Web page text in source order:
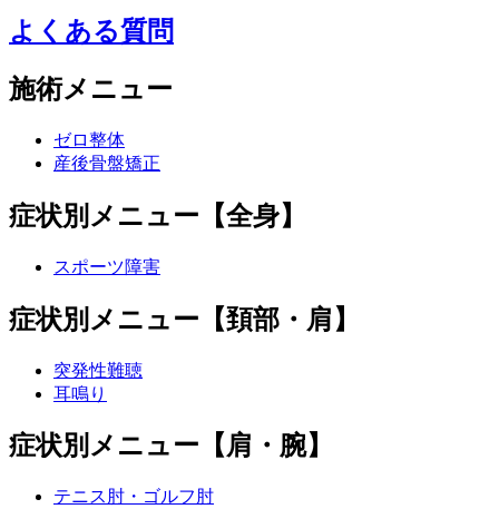
よくある質問
施術メニュー
ゼロ整体
産後骨盤矯正
症状別メニュー【全身】
スポーツ障害
症状別メニュー【頚部・肩】
突発性難聴
耳鳴り
症状別メニュー【肩・腕】
テニス肘・ゴルフ肘